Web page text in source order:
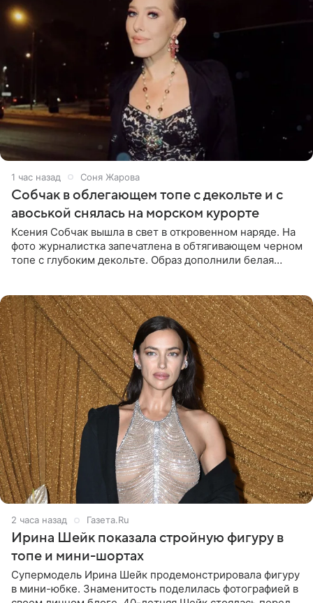
1 час назад Соня Жарова
Собчак в облегающем топе с декольте и с
авоськой снялась на морском курорте
Ксения Собчак вышла в свет в откровенном наряде. На
фото журналистка запечатлена в обтягивающем черном
топе с глубоким декольте. Образ дополнили белая
2 часа назад Газета.Ru
Ирина Шейк показала стройную фигуру в
топе и мини-шортах
Супермодель Ирина Шейк продемонстрировала фигуру
в мини-юбке. Знаменитость поделилась фотографией в